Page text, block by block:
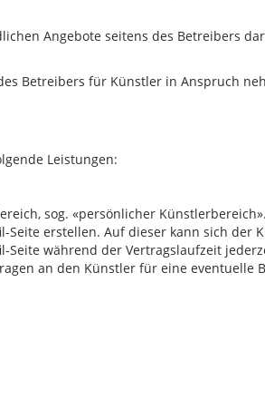
Angebote seitens des Betreibers
Betreibers für Künstler in Anspruch
Leistungen:
sog. «persönlicher
erstellen. Auf dieser kann sich der
während der Vertragslaufzeit
an den Künstler für eine eventuelle